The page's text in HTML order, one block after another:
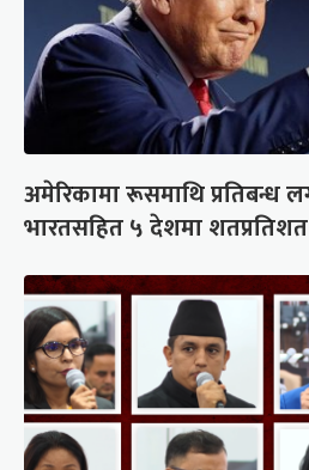
अमेरिकामा रूसमाथि प्रतिबन्ध
भारतसहित ५ देशमा